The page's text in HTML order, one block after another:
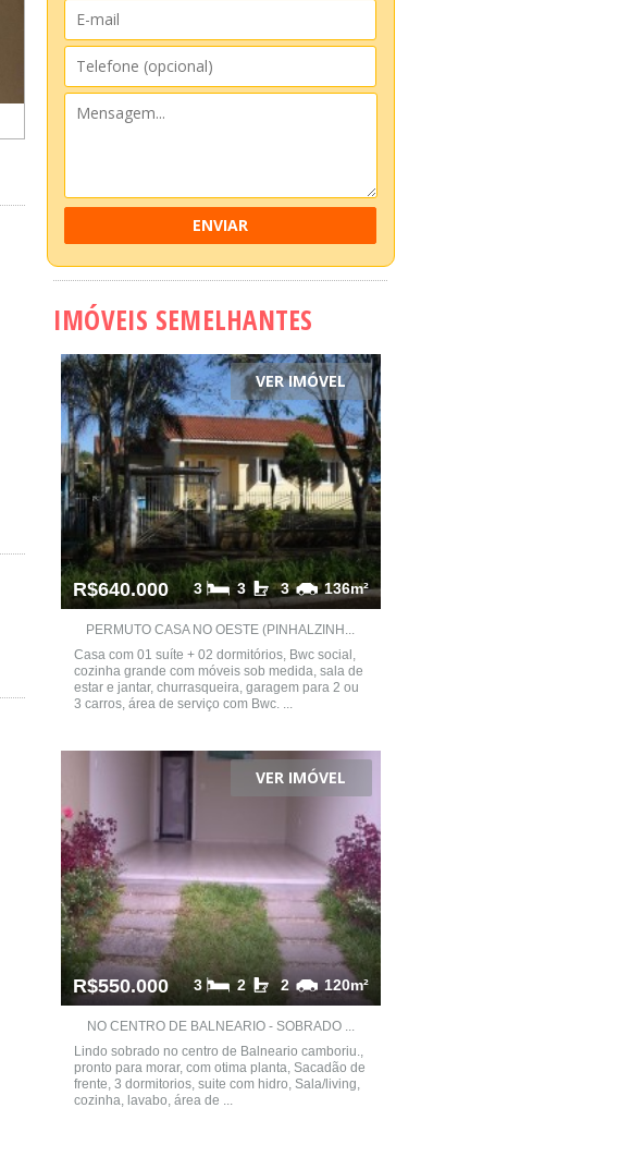
ENVIAR
IMÓVEIS SEMELHANTES
VER IMÓVEL
R$640.000 136m²
3
3
3
PERMUTO CASA NO OESTE (PINHALZINH...
Casa com 01 suíte + 02 dormitórios, Bwc social,
cozinha grande com móveis sob medida, sala de
estar e jantar, churrasqueira, garagem para 2 ou
3 carros, área de serviço com Bwc. ...
VER IMÓVEL
R$550.000 120m²
2
2
3
NO CENTRO DE BALNEARIO - SOBRADO ...
Lindo sobrado no centro de Balneario camboriu.,
pronto para morar, com otima planta, Sacadão de
frente, 3 dormitorios, suite com hidro, Sala/living,
cozinha, lavabo, área de ...